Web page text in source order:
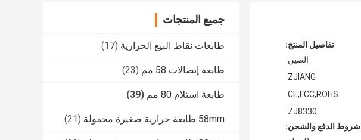
جميع المنتجات
طابعات نقاط البيع الحرارية (17)
طابعة إيصالات 58 مم (23)
طابعة استلام 80 مم (39)
58mm طابعة حرارية صغيرة محمولة (21)
تفاصيل المنتج:
الصين
ZJIANG
CE,FCC,ROHS
ZJ8330
شروط الدفع والشحن: